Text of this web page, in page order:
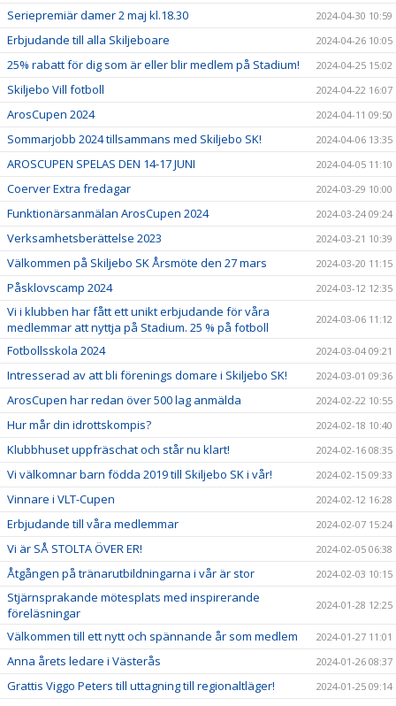
Seriepremiär damer 2 maj kl.18.30 2024-04-30 10:59
Erbjudande till alla Skiljeboare 2024-04-26 10:05
25% rabatt för dig som är eller blir medlem på Stadium! 2024-04-25 15:02
Skiljebo Vill fotboll 2024-04-22 16:07
ArosCupen 2024 2024-04-11 09:50
Sommarjobb 2024 tillsammans med Skiljebo SK! 2024-04-06 13:35
AROSCUPEN SPELAS DEN 14-17 JUNI 2024-04-05 11:10
Coerver Extra fredagar 2024-03-29 10:00
Funktionärsanmälan ArosCupen 2024 2024-03-24 09:24
Verksamhetsberättelse 2023 2024-03-21 10:39
Välkommen på Skiljebo SK Årsmöte den 27 mars 2024-03-20 11:15
Påsklovscamp 2024 2024-03-12 12:35
Vi i klubben har fått ett unikt erbjudande för våra
medlemmar att nyttja på Stadium. 25 % på fotboll
2024-03-06 11:12
Fotbollsskola 2024 2024-03-04 09:21
Intresserad av att bli förenings domare i Skiljebo SK! 2024-03-01 09:36
ArosCupen har redan över 500 lag anmälda 2024-02-22 10:55
Hur mår din idrottskompis? 2024-02-18 10:40
Klubbhuset uppfräschat och står nu klart! 2024-02-16 08:35
Vi välkomnar barn födda 2019 till Skiljebo SK i vår! 2024-02-15 09:33
Vinnare i VLT-Cupen 2024-02-12 16:28
Erbjudande till våra medlemmar 2024-02-07 15:24
Vi är SÅ STOLTA ÖVER ER! 2024-02-05 06:38
Åtgången på tränarutbildningarna i vår är stor 2024-02-03 10:15
Stjärnsprakande mötesplats med inspirerande
föreläsningar
2024-01-28 12:25
Välkommen till ett nytt och spännande år som medlem 2024-01-27 11:01
Anna årets ledare i Västerås 2024-01-26 08:37
Grattis Viggo Peters till uttagning till regionaltläger! 2024-01-25 09:14